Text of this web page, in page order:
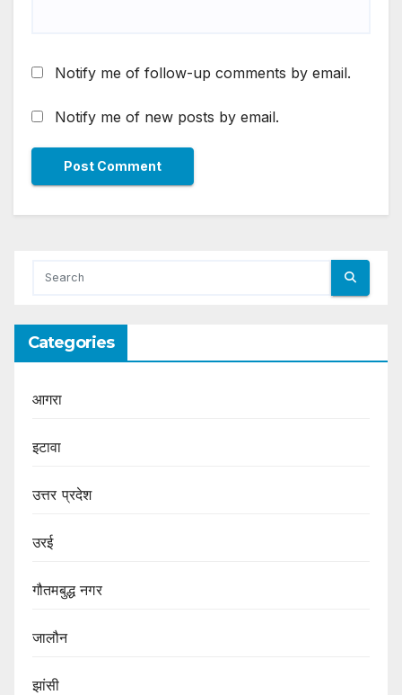
Notify me of follow-up comments by email.
Notify me of new posts by email.
Categories
आगरा
इटावा
उत्तर प्रदेश
उरई
गौतमबुद्ध नगर
जालौन
झांसी